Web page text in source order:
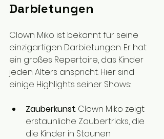
Darbietungen
Clown Miko ist bekannt für seine
einzigartigen Darbietungen. Er hat
ein großes Repertoire, das Kinder
jeden Alters anspricht. Hier sind
einige Highlights seiner Shows:
Zauberkunst: Clown Miko zeigt
erstaunliche Zaubertricks, die
die Kinder in Staunen